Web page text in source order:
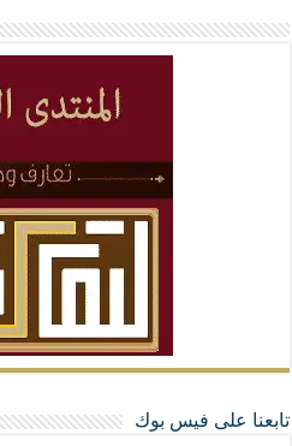
تابعنا على فيس بوك